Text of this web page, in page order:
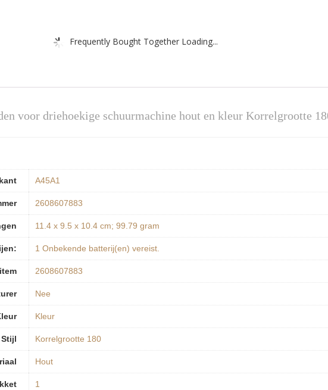
Frequently Bought Together Loading...
voor driehoekige schuurmachine hout en kleur Korrelgrootte
‎A45A1
‎2608607883
‎11.4 x 9.5 x 10.4 cm; 99.79 gram
‎1 Onbekende batterij(en) vereist.
‎2608607883
‎Nee
‎Kleur
Stijl ‎Korrelgrootte 180
‎Hout
‎1